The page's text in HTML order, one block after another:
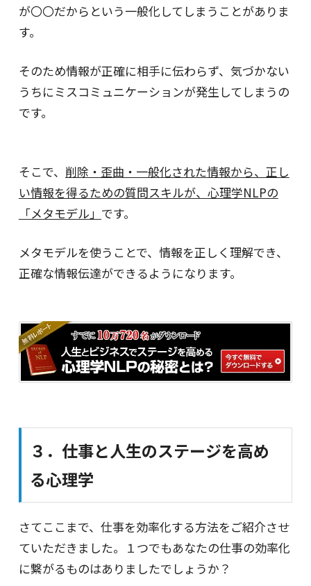
が〇〇だからという一般化してしまうことがありま
す。
そのため情報が正確に相手に伝わらず、気づかない
うちにミスコミュニケーションが発生してしまうの
です。
そこで、 削除・歪曲・一般化された情報から、正し
い情報を得るための質問スキルが、心理学NLPの
「メタモデル」 です。
メタモデルを使うことで、情報を正しく理解でき、
正確な情報伝達ができるようになります。
３．仕事と人生のステージを高め
る心理学
さてここまで、仕事を効率化する方法をご紹介させ
ていただきました。１つでもあなたの仕事の効率化
に繋がるものはありましたでしょうか？